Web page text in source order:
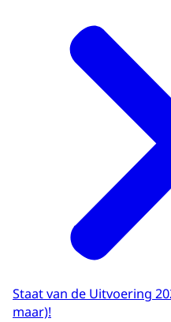
Staat van de Uitvoering
maar)!